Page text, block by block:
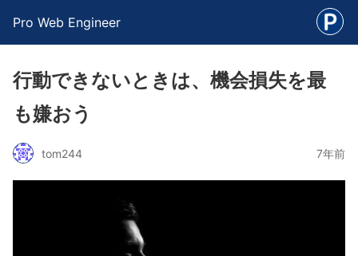
Pro Web Engineer
行動できないときは、機会損失を最
も嫌おう
tom244 7年前